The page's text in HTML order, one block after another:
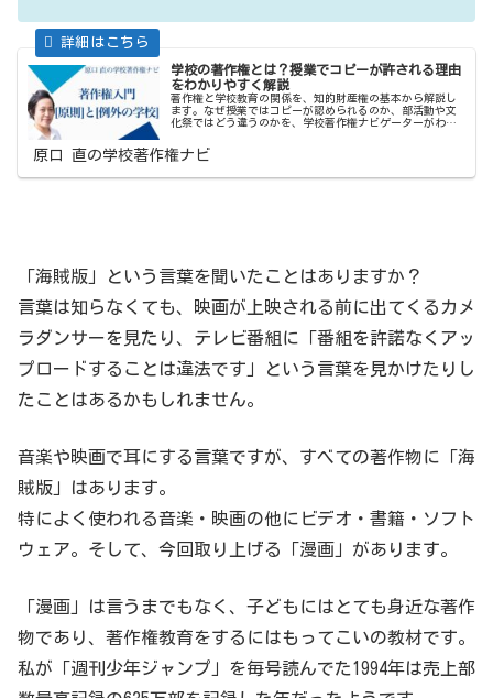
学校の著作権とは？授業でコピーが許される理由
をわかりやすく解説
著作権と学校教育の関係を、知的財産権の基本から解説し
ます。なぜ授業ではコピーが認められるのか、部活動や文
化祭ではどう違うのかを、学校著作権ナビゲーターがわか
原口 直の学校著作権ナビ
「海賊版」という言葉を聞いたことはありますか？
言葉は知らなくても、映画が上映される前に出てくるカメ
ラダンサーを見たり、テレビ番組に「番組を許諾なくアッ
プロードすることは違法です」という言葉を見かけたりし
たことはあるかもしれません。
音楽や映画で耳にする言葉ですが、すべての著作物に「海
賊版」はあります。
特によく使われる音楽・映画の他にビデオ・書籍・ソフト
ウェア。そして、今回取り上げる「漫画」があります。
「漫画」は言うまでもなく、子どもにはとても身近な著作
物であり、著作権教育をするにはもってこいの教材です。
私が「週刊少年ジャンプ」を毎号読んでた1994年は売上部